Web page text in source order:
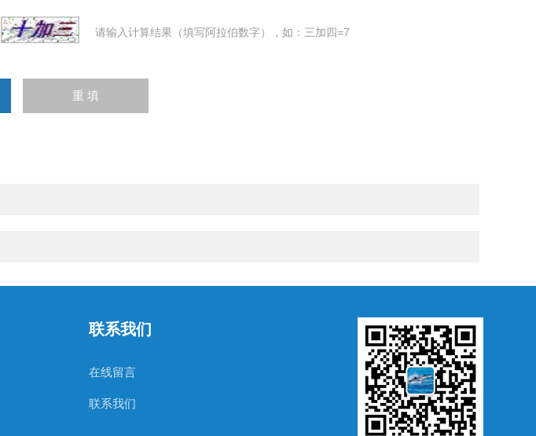
请输入计算结果（填写阿拉伯数字），如：三加四=7
联系我们
在线留言
联系我们